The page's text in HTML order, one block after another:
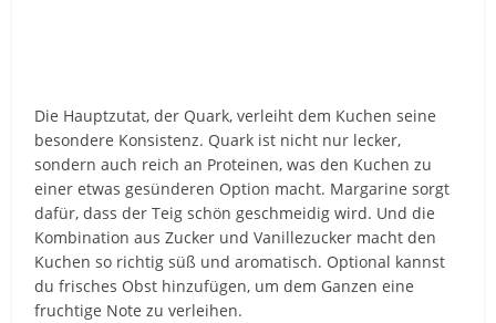
Die Hauptzutat, der Quark, verleiht dem Kuchen seine
besondere Konsistenz. Quark ist nicht nur lecker,
sondern auch reich an Proteinen, was den Kuchen zu
einer etwas gesünderen Option macht. Margarine sorgt
dafür, dass der Teig schön geschmeidig wird. Und die
Kombination aus Zucker und Vanillezucker macht den
Kuchen so richtig süß und aromatisch. Optional kannst
du frisches Obst hinzufügen, um dem Ganzen eine
fruchtige Note zu verleihen.